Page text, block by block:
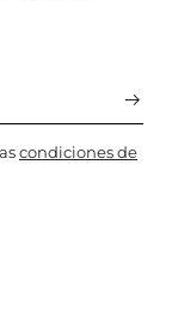
condiciones de